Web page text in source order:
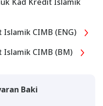
CIMB (ENG)
CIMB (BM)
Baki